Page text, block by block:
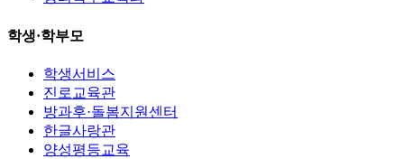
학생·학부모
학생서비스
진로교육관
방과후·돌봄지원센터
한글사랑관
양성평등교육